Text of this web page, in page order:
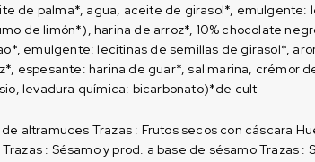
de palma*, agua, aceite de girasol*, emulgente:
de limón*), harina de arroz*, 10% chocolate
emulgente: lecitinas de semillas de girasol*,
espesante: harina de guar*, sal marina, crémor
levadura química: bicarbonato)*de cult
altramuces Trazas : Frutos secos con cáscara
: Sésamo y prod. a base de sésamo Trazas :